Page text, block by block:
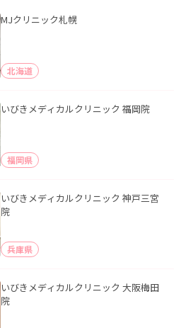
MJクリニック札幌
北海道
いびきメディカルクリニック 福岡院
福岡県
いびきメディカルクリニック 神戸三宮
院
兵庫県
いびきメディカルクリニック 大阪梅田
院